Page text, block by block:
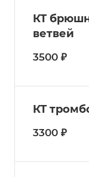
КТ
ветвей
3500 ₽
КТ
3300 ₽